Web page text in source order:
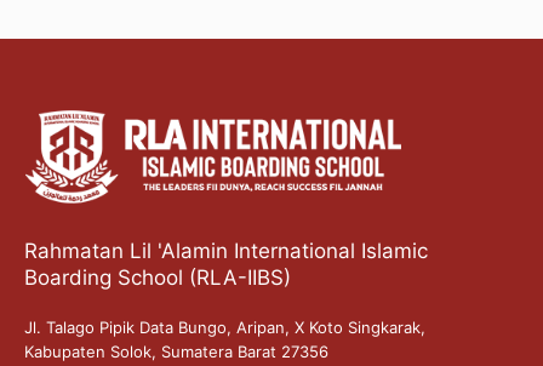
Rahmatan Lil 'Alamin International Islamic
Boarding School (RLA-IIBS)
Jl. Talago Pipik Data Bungo, Aripan, X Koto Singkarak,
Kabupaten Solok, Sumatera Barat 27356